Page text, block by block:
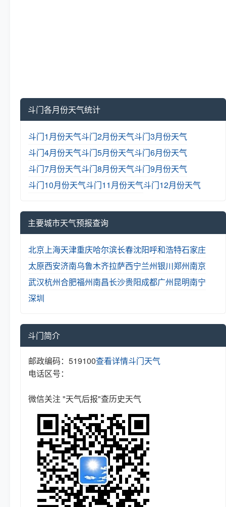
斗门各月份天气统计
斗门1月份天气斗门2月份天气斗门3月份天气
斗门4月份天气斗门5月份天气斗门6月份天气
斗门7月份天气斗门8月份天气斗门9月份天气
斗门10月份天气斗门11月份天气斗门12月份天气
主要城市天气预报查询
北京上海天津重庆哈尔滨长春沈阳呼和浩特石家庄
太原西安济南乌鲁木齐拉萨西宁兰州银川郑州南京
武汉杭州合肥福州南昌长沙贵阳成都广州昆明南宁
深圳
斗门简介
邮政编码：519100
电话区号：
查看详情斗门天气
微信关注 "天气后报"查历史天气